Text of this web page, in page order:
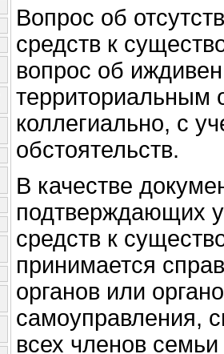
Вопрос об
средств к
вопрос об
территориальным
коллегиально, с
обстоятельств.
В качестве
подтверждающих
средств к
принимается
органов или
самоуправления,
всех членов